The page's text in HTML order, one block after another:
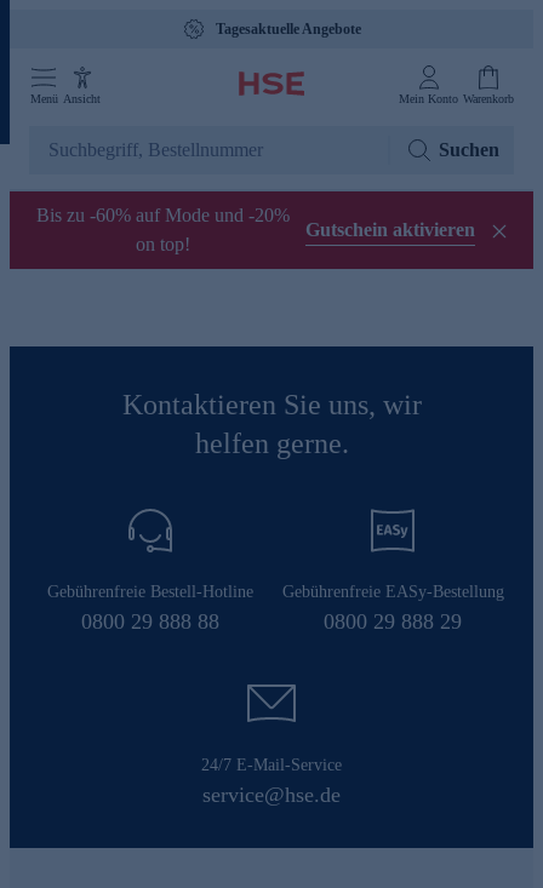
Tagesaktuelle Angebote
Menü Ansicht Mein Konto Warenkorb
Suchen
Bis zu -60% auf Mode und -20%
on top!
Gutschein aktivieren
Kontaktieren Sie uns, wir
helfen gerne.
Gebührenfreie Bestell-Hotline
0800 29 888 88
Gebührenfreie EASy-Bestellung
0800 29 888 29
24/7 E-Mail-Service
service@hse.de